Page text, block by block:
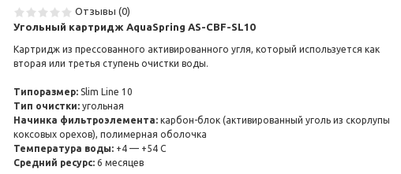
Отзывы (0)
Угольный картридж AquaSpring AS-CBF-SL10
Картридж из прессованного активированного угля, который используется как
вторая или третья ступень очистки воды.
Типоразмер: Slim Line 10
Тип очистки: угольная
Начинка фильтроэлемента: карбон-блок (активированный уголь из скорлупы
коксовых орехов), полимерная оболочка
Температура воды: +4 — +54 С
Средний ресурс: 6 месяцев